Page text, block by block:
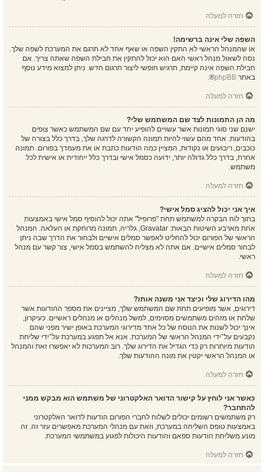
חזרה למעלה
השפה שלי אינה ברשימה!
או שהמנהל הראשי לא התקין השפה או שאף אחד לא תרגם את המערכת לשפה שלך.
נסה לשאול מנהל ראשי האם הוא יכול להתקין את חבילת השפה שאתה צריך. אם
חבילת השפה אינה קיימת, תרגיש חופשי ליצור תרגום חדש. ניתן למצוא מידע נוסף
באתר phpBB
®.
חזרה למעלה
מה הן התמונות לצד שם המשתמש שלי?
ישנם שני סוגי תמונות אשר עשויים להופיע יחד עם שם המשתמש כאשר צופים
בהודעות. אחד מהם עשוי להיות תמונה הקשורה לדרגה שלך, בדרך כלל בצורה של
כוכבים, ריבועים או נקודות, המציין כמה הודעות כתבת או את מעמדך בפורום. תמונה
אחרת, בדרך כלל גדולה יותר, ידועה כסמל אישי ובדרך כלל ייחודית או אישית לכל
משתמש.
חזרה למעלה
איך אני יכול להציג סמל אישי?
בתוך לוח הבקרה למשתמש תחת "פרופיל" אתה יכול להוסיף סמל אישי באמצעות
אחת מארבע השיטות הבאות: Gravatar, גלריה, תמונה מרוחקת או העלאה. המנהל
הראשי של הפורום יכול להחליט לאפשר סמלים אישיים ולבחור את הדרך שבה ניתן
לבחור סמלים אישיים. אם אתה לא מצליח להשתמש בסמל אישי, צור קשר עם מנהל
ראשי.
חזרה למעלה
מהו הדירוג שלי וכיצד אני משנה אותו?
דירוגים, אשר מופיעים תחת שם המשתמש שלך, מציינים את מספר ההודעות אשר
שלחת או מזהים משתמשים מסוימים, למשל מנהלים או מנהלים ראשיים. כעיקרון,
אינך יכול לשנות את הנוסח של כל אחד מדירוגי המערכת באופן ישיר מפני שהם
נקבעים על־ידי המנהל הראשי של המערכת. אנא אל תפגע במערכת על־ידי שליחת
הודעות מיותרות רק כדי הגדיל את הדירוג שלך. רוב המערכות לא יאפשרו זאת והמנהל
או המנהל הראשי יקטין את מונה ההודעות שלך.
חזרה למעלה
כאשר אני לוחץ על קישור הדואר האלקטרוני של משתמש הוא מבקש ממני
להתחבר?
רק משתמשים רשומים יכולים לשלוח לחברי הפורום הודעות לדואר האלקטרוני
באמצעות טופס השליחה במערכת, וזאת עם מנהלי המערכת מאפשרים עזר זה. זה
מונע משליחת הודעות ספאם והודעות היכולות לפגוע במשתמשי המערכת.
חזרה למעלה